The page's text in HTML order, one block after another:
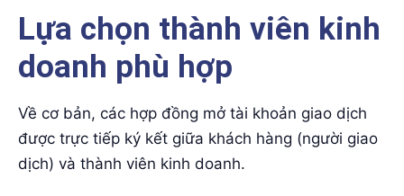
Lựa chọn thành viên kinh
doanh phù hợp
Về cơ bản, các hợp đồng mở tài khoản giao dịch
được trực tiếp ký kết giữa khách hàng (người giao
dịch) và thành viên kinh doanh.